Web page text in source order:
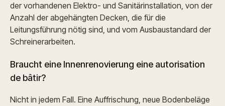
der vorhandenen Elektro- und Sanitärinstallation, von der
Anzahl der abgehängten Decken, die für die
Leitungsführung nötig sind, und vom Ausbaustandard der
Schreinerarbeiten.
Braucht eine Innenrenovierung eine autorisation
de bâtir?
Nicht in jedem Fall. Eine Auffrischung, neue Bodenbeläge